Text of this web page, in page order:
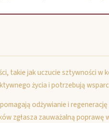
takie jak uczucie sztywności w
życia i potrzebują
odżywianie i
zgłasza zauważalną